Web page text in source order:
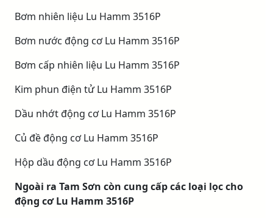
Bơm nhiên liệu Lu Hamm 3516P
Bơm nước động cơ Lu Hamm 3516P
Bơm cấp nhiên liệu Lu Hamm 3516P
Kim phun điện tử Lu Hamm 3516P
Dầu nhớt động cơ Lu Hamm 3516P
Củ đề động cơ Lu Hamm 3516P
Hộp dầu động cơ Lu Hamm 3516P
Ngoài ra Tam Sơn còn cung cấp các loại lọc cho
động cơ Lu Hamm 3516P